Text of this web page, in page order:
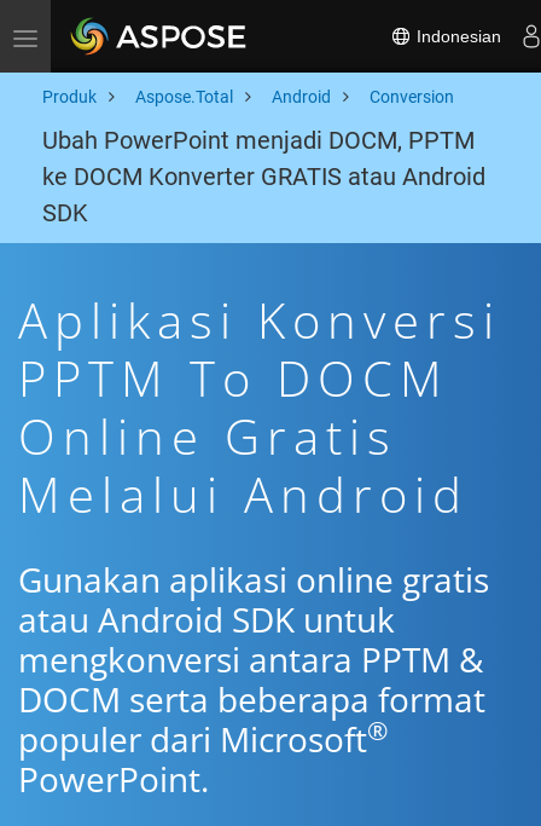
Toggle navigation Indonesian
Produk Aspose.Total Android Conversion
Ubah PowerPoint menjadi DOCM, PPTM
ke DOCM Konverter GRATIS atau Android
SDK
Aplikasi Konversi
PPTM To DOCM
Online Gratis
Melalui Android
Gunakan aplikasi online gratis
atau Android SDK untuk
mengkonversi antara PPTM &
DOCM serta beberapa format
populer dari Microsoft®
PowerPoint.